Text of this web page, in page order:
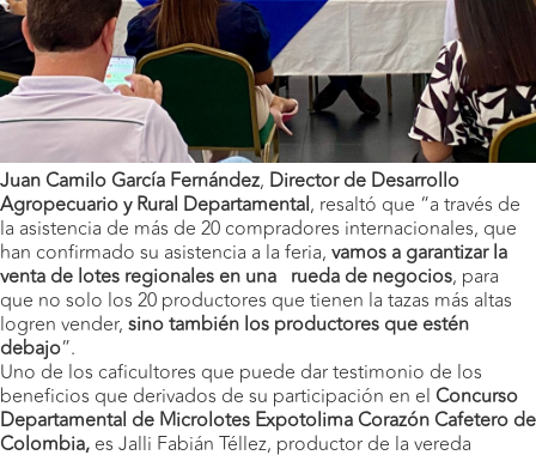
Juan Camilo García Fernández, Director de Desarrollo
Agropecuario y Rural Departamental, resaltó que “a través de
la asistencia de más de 20 compradores internacionales, que
han confirmado su asistencia a la feria, vamos a garantizar la
venta de lotes regionales en una rueda de negocios, para
que no solo los 20 productores que tienen la tazas más altas
logren vender, sino también los productores que estén
debajo”.
Uno de los caficultores que puede dar testimonio de los
beneficios que derivados de su participación en el Concurso
Departamental de Microlotes Expotolima Corazón Cafetero de
Colombia, es Jalli Fabián Téllez, productor de la vereda